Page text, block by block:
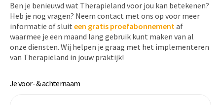
Ben je benieuwd wat Therapieland voor jou kan betekenen?
Heb je nog vragen? Neem contact met ons op voor meer
informatie of sluit een gratis proefabonnementaf
waarmee je een maand lang gebruik kunt maken van al
onze diensten. Wij helpen je graag met het implementeren
van Therapieland in jouw praktijk!
Je voor- & achternaam